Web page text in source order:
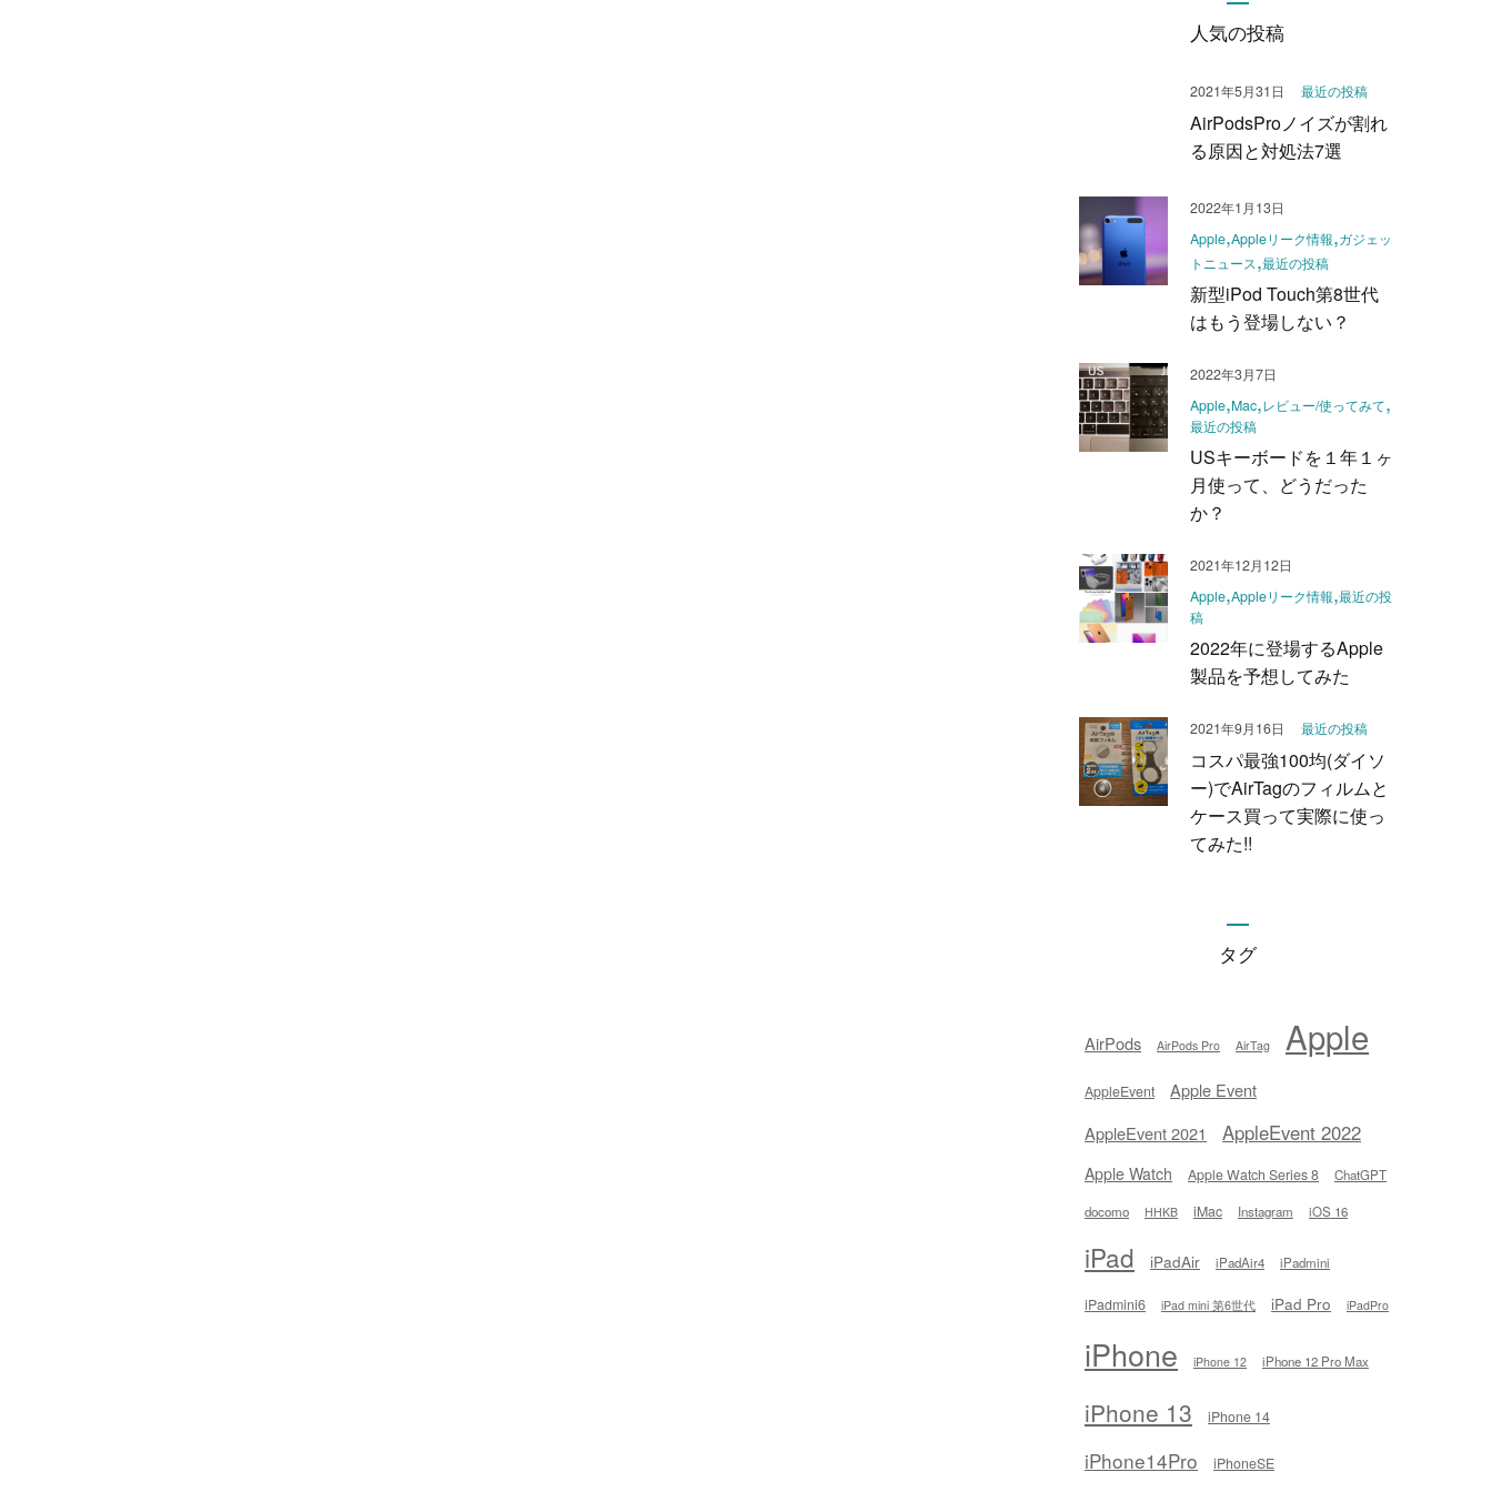
人気の投稿
最近の投稿
AirPodsProノイズが割れ
る原因と対処法7選
2021年5月31日
Apple Appleリーク情報 ガジェッ
トニュース 最近の投稿
新型iPod Touch第8世代
はもう登場しない？
2022年1月13日
Apple Mac レビュー/使ってみて
最近の投稿
USキーボードを１年１ヶ
月使って、どうだった
か？
2022年3月7日
Apple Appleリーク情報 最近の投
稿
2022年に登場するApple
製品を予想してみた
2021年12月12日
最近の投稿
コスパ最強100均(ダイソ
ー)でAirTagのフィルムと
ケース買って実際に使っ
てみた!!
2021年9月16日
タグ
AirPods AirPods Pro AirTag Apple
AppleEvent
Apple Event
AppleEvent 2021
AppleEvent 2022
Apple Watch Apple Watch Series 8 ChatGPT
docomo HHKB iMac Instagram iOS 16
iPad iPadAir iPadAir4 iPadmini
iPadmini6 iPad mini 第6世代 iPad Pro iPadPro
iPhone iPhone 12 iPhone 12 Pro Max
iPhone 13 iPhone 14
iPhone14Pro iPhoneSE